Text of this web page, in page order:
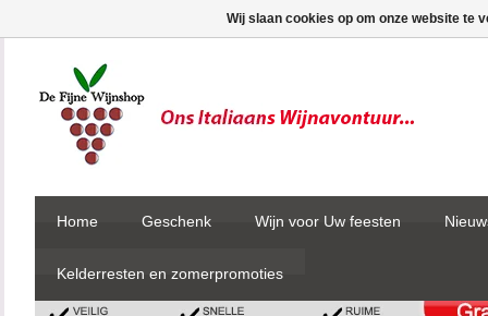
Home Geschenk Wijn voor Uw feesten
Kelderresten en zomerpromoties
Wij slaan cookies op om onze website te